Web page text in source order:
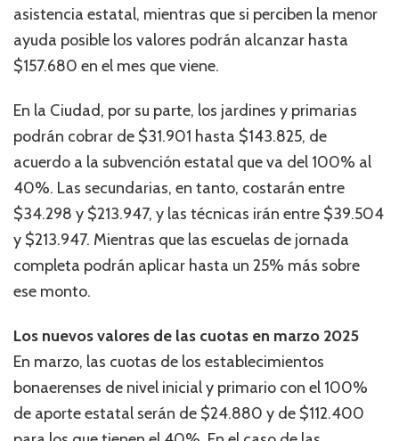
asistencia estatal, mientras que si perciben la menor
ayuda posible los valores podrán alcanzar hasta
$157.680 en el mes que viene.
En la Ciudad, por su parte, los jardines y primarias
podrán cobrar de $31.901 hasta $143.825, de
acuerdo a la subvención estatal que va del 100% al
40%. Las secundarias, en tanto, costarán entre
$34.298 y $213.947, y las técnicas irán entre $39.504
y $213.947. Mientras que las escuelas de jornada
completa podrán aplicar hasta un 25% más sobre
ese monto.
Los nuevos valores de las cuotas en marzo 2025
En marzo, las cuotas de los establecimientos
bonaerenses de nivel inicial y primario con el 100%
de aporte estatal serán de $24.880 y de $112.400